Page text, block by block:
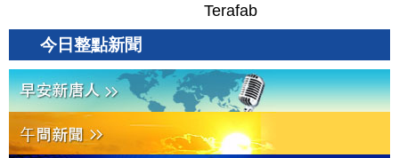
Terafab
今日整點新聞